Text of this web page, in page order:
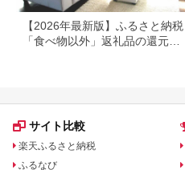
【2026年最新版】ふるさと納税
「食べ物以外」返礼品の還元率
サイト比較
楽天ふるさと納税
ふるなび